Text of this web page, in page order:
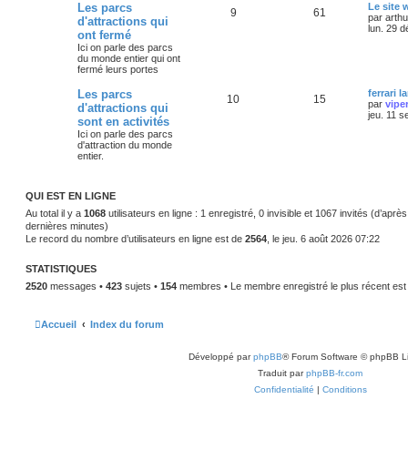
Les parcs
d'attractions qui
ont fermé
Ici on parle des parcs
du monde entier qui ont
fermé leurs portes
9 61
Le site
par
lun. 29
Les parcs
d'attractions qui
sont en activités
Ici on parle des parcs
d'attraction du monde
entier.
10 15
ferrari
par
jeu. 11
QUI EST EN LIGNE
Au total il y a 1068 utilisateurs en ligne : 1 enregistré, 0 invisible et 1067 invités
dernières minutes)
Le record du nombre d’utilisateurs en ligne est de 2564 , le jeu. 6 août 2026 07:22
STATISTIQUES
2520 messages • 423 sujets • 154 membres • Le membre enregistré le plus récent est
Accueil Index du forum
Développé parphpBB® Forum Software © phpBB
Traduit parphpBB-fr.com
Confidentialité | Conditions